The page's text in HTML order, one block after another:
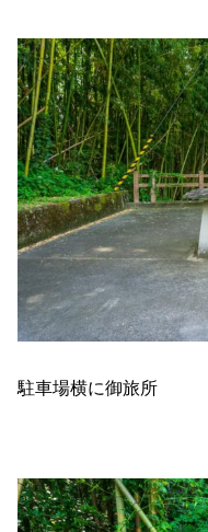
駐車場横に御旅所